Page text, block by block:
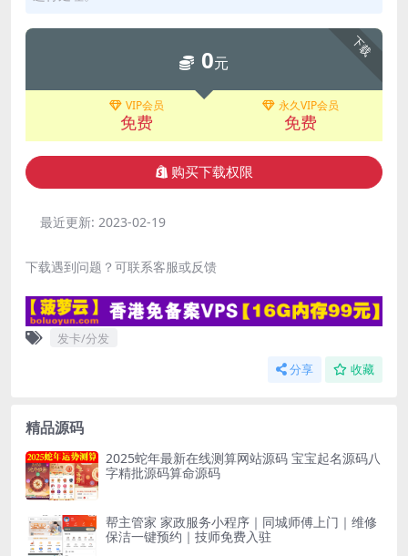
下载
0元
VIP会员
免费
永久VIP会员
免费
购买下载权限
最近更新: 2023-02-19
下载遇到问题？可联系客服或反馈
发卡/分发
分享 收藏
精品源码
2025蛇年最新在线测算网站源码 宝宝起名源码八
字精批源码算命源码
帮主管家 家政服务小程序｜同城师傅上门｜维修
保洁一键预约｜技师免费入驻